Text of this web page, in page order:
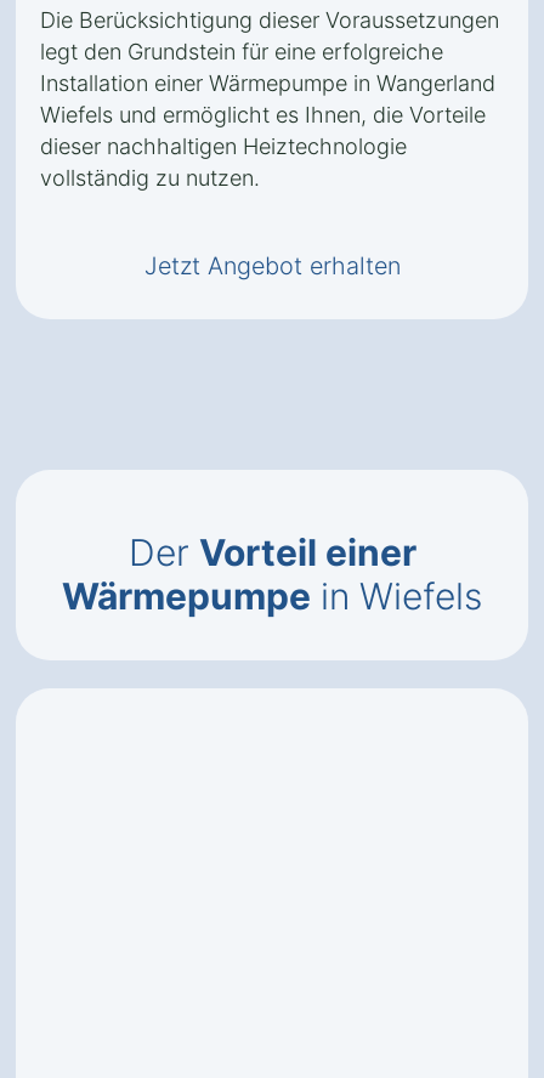
Die Berücksichtigung dieser Voraussetzungen
legt den Grundstein für eine erfolgreiche
Installation einer Wärmepumpe in Wangerland
Wiefels und ermöglicht es Ihnen, die Vorteile
dieser nachhaltigen Heiztechnologie
vollständig zu nutzen.
Jetzt Angebot erhalten
Der Vorteil einer
Wärmepumpe in Wiefels